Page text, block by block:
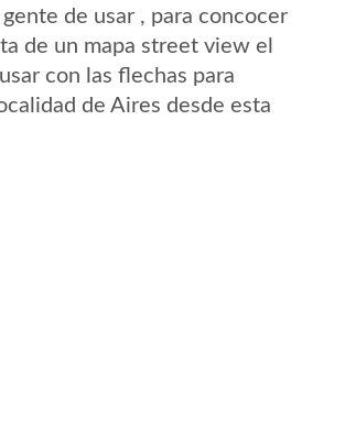
gente de usar , para concocer
de un mapa street view el
con las flechas para
de Aires desde esta